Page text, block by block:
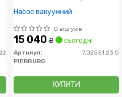
Насос вакуумний
0 відгуків
15 040 ₴ сьогодні
Артикул:
7.02551.23.0
PIERBURG
КУПИТИ